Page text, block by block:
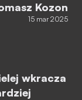
Kozon
15 mar 2025
wkracza